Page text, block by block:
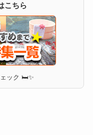
こちら
ック 🛏✨